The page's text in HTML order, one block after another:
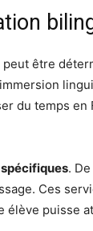
être
du temps
.
Ces
élève puisse